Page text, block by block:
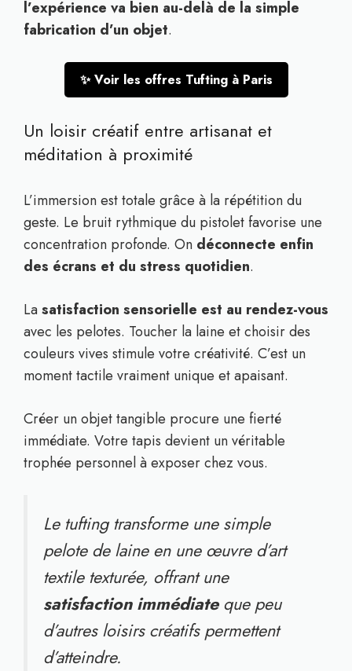
l’expérience va bien au-delà de la simple
fabrication d’un objet.
✨ Voir les offres Tufting à Paris
Un loisir créatif entre artisanat et
méditation à proximité
L’immersion est totale grâce à la répétition du
geste. Le bruit rythmique du pistolet favorise une
concentration profonde. On déconnecte enfin
des écrans et du stress quotidien.
Lasatisfaction sensorielle est au rendez-vous
avec les pelotes. Toucher la laine et choisir des
couleurs vives stimule votre créativité. C’est un
moment tactile vraiment unique et apaisant.
Créer un objet tangible procure une fierté
immédiate. Votre tapis devient un véritable
trophée personnel à exposer chez vous.
Le tufting transforme une simple
pelote de laine en une œuvre d’art
textile texturée, offrant une
satisfaction immédiateque peu
d’autres loisirs créatifs permettent
d’atteindre.